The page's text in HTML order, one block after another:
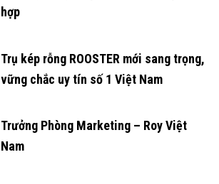
hợp
Trụ kép rỗng ROOSTER mới sang trọng,
vững chắc uy tín số 1 Việt Nam
Trưởng Phòng Marketing – Roy Việt
Nam